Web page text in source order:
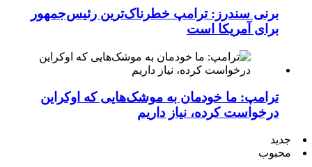
برنی سندرز: ترامپ خطرناک‌ترین رئیس‌جمهور
برای آمریکا است
ترامپ: ما خودمان به موشک‌هایی که اوکراین
درخواست کرده، نیاز داریم
جدید
محبوب